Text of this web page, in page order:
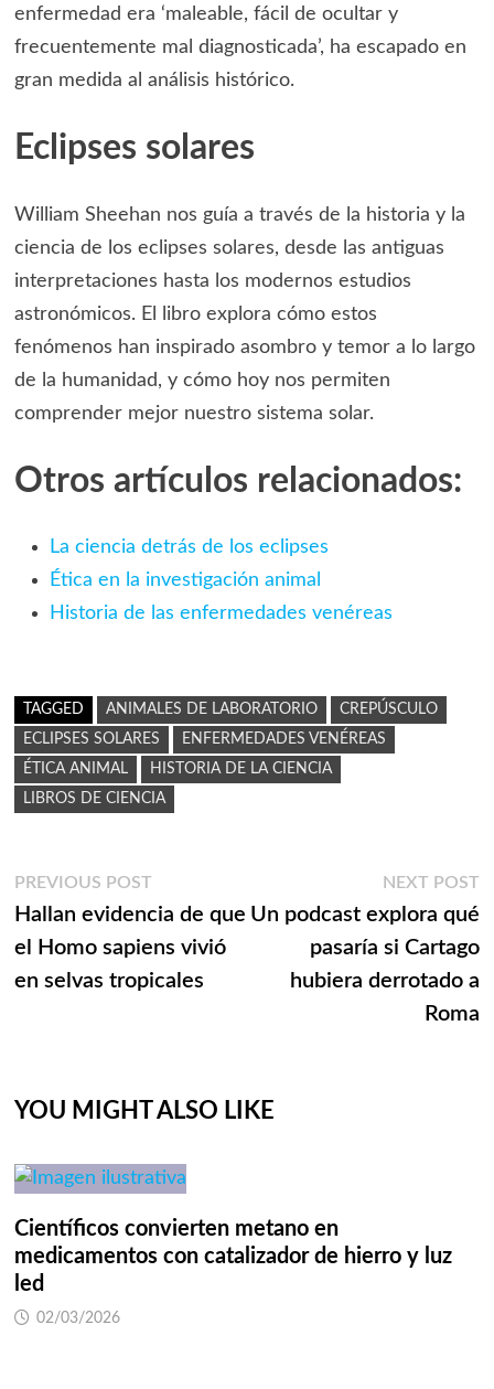
enfermedad era ‘maleable, fácil de ocultar y
frecuentemente mal diagnosticada’, ha escapado en
gran medida al análisis histórico.
Eclipses solares
William Sheehan nos guía a través de la historia y la
ciencia de los eclipses solares, desde las antiguas
interpretaciones hasta los modernos estudios
astronómicos. El libro explora cómo estos
fenómenos han inspirado asombro y temor a lo largo
de la humanidad, y cómo hoy nos permiten
comprender mejor nuestro sistema solar.
Otros artículos relacionados:
La ciencia detrás de los eclipses
Ética en la investigación animal
Historia de las enfermedades venéreas
TAGGED ANIMALES DE LABORATORIO
CREPÚSCULO
ECLIPSES SOLARES
ENFERMEDADES VENÉREAS
ÉTICA ANIMAL
HISTORIA DE LA CIENCIA
LIBROS DE CIENCIA
Navegación
de
entradas
PREVIOUS POSTPrevious
post:
Hallan evidencia de que
el Homo sapiens vivió
en selvas tropicales
NEXT POST
Un podcast explora qué
pasaría si Cartago
hubiera derrotado a
Roma
YOU MIGHT ALSO LIKE
Científicos convierten metano en
medicamentos con catalizador de hierro y luz
led
02/03/2026